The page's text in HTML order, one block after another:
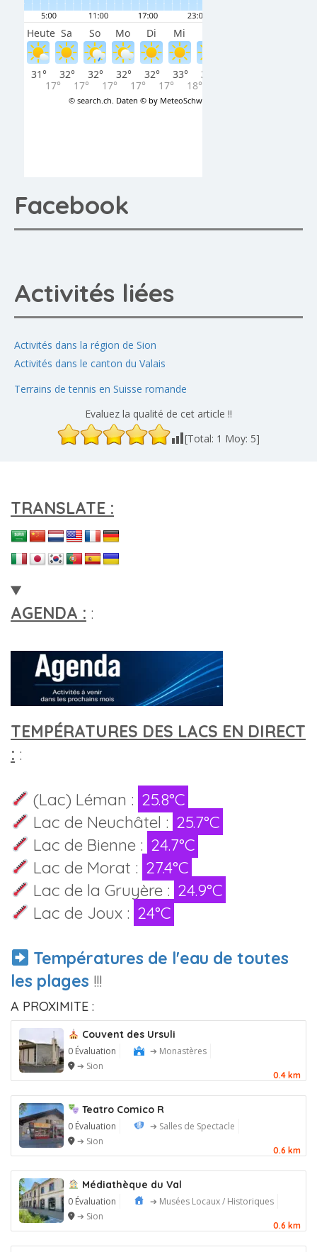
Facebook
Activités liées
Activités dans la région de Sion
Activités dans le canton du Valais
Terrains de tennis en Suisse romande
Evaluez la qualité de cet article !!
[Total: 1 Moy: 5]
TRANSLATE :
AGENDA : :
TEMPÉRATURES DES LACS EN DIRECT
: :
(Lac) Léman : 25.8°C
Lac de Neuchâtel : 25.7°C
Lac de Bienne : 24.7°C
Lac de Morat : 27.4°C
Lac de la Gruyère : 24.9°C
Lac de Joux : 24°C
Températures de l'eau de toutes
les plages !!!
A PROXIMITE :
Couvent des Ursuli
0 Évaluation
➔ Monastères
➔ Sion
0.4 km
Teatro Comico R
0 Évaluation
➔ Salles de Spectacle
➔ Sion
0.6 km
Médiathèque du Val
0 Évaluation
➔ Musées Locaux / Historiques
➔ Sion
0.6 km